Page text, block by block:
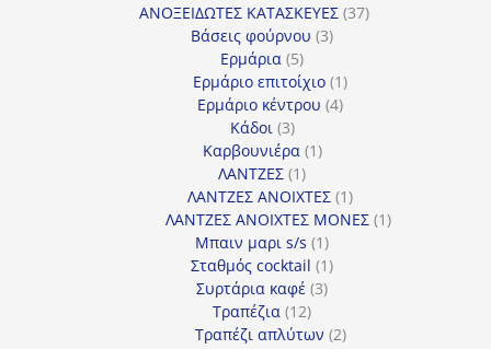
προϊόντα
ΑΝΟΞΕΙΔΩΤΕΣ ΚΑΤΑΣΚΕΥΕΣ 3737
Βάσεις φούρνου 33
Ερμάρια 55
προϊόντα
Ερμάριο επιτοίχιο 11
προϊόν
Ερμάριο κέντρου 44
Κάδοι 33
προϊόντα
Καρβουνιέρα 11
ΛΑΝΤΖΕΣ 11
προϊόν
ΛΑΝΤΖΕΣ ΑΝΟΙΧΤΕΣ 11
προϊόν
ΛΑΝΤΖΕΣ ΑΝΟΙΧΤΕΣ ΜΟΝΕΣ 11
Μπαιν μαρι s/s 11
προϊόν
Σταθμός cocktail 11
Συρτάρια καφέ 33
Τραπέζια 1212
προϊόντα
Τραπέζι απλύτων 22